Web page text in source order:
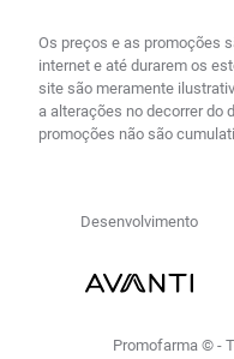
Os preços e as promoções
internet e até durarem os
site são meramente
a alterações no decorrer do
promoções não são
Desenvolvimento
Promofarma © -